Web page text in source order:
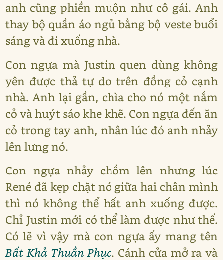
anh cũng phiền muộn như cô gái. Anh
thay bộ quần áo ngủ bằng bộ veste buổi
sáng và đi xuống nhà.
Con ngựa mà Justin quen dùng không
yên được thả tự do trên đồng cỏ cạnh
nhà. Anh lại gần, chìa cho nó một nắm
cỏ và huýt sáo khe khẽ. Con ngựa đến ăn
cỏ trong tay anh, nhân lúc đó anh nhảy
lên lưng nó.
Con ngựa nhảy chồm lên nhưng lúc
René đã kẹp chặt nó giữa hai chân mình
thì nó không thể hất anh xuống được.
Chỉ Justin mới có thể làm được như thế.
Có lẽ vì vậy mà con ngựa ấy mang tên
Bất Khả Thuần Phục. Cánh cửa mở ra và